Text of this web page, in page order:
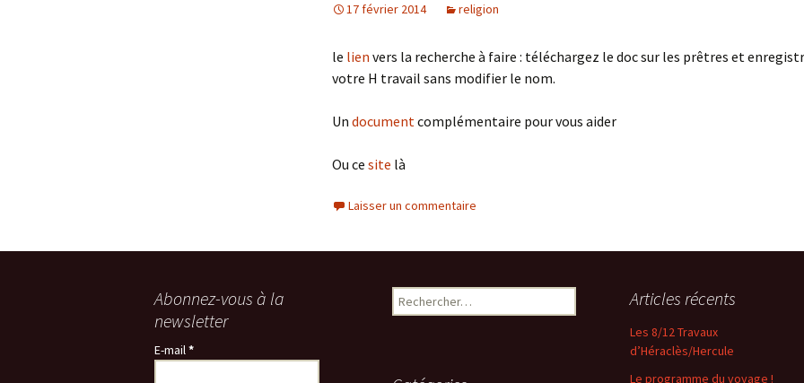
17 février 2014 religion
le lien vers la recherche à faire : téléchargez le doc sur les prêtres et
votre H travail sans modifier le nom.
Un documentcomplémentaire pour vous aider
Ou ce site là
Laisser un commentaire
Abonnez-vous à la
newsletter
E-mail*
R
e
Articles récents
Les 8/12 Travaux
d’Héraclès/Hercule
Le programme du voyage !